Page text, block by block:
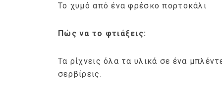
Το χυμό από ένα φρέσκο πορτοκάλι
Πώς να το φτιάξεις:
Τα ρίχνεις όλα τα υλικά σε ένα
σερβίρεις.